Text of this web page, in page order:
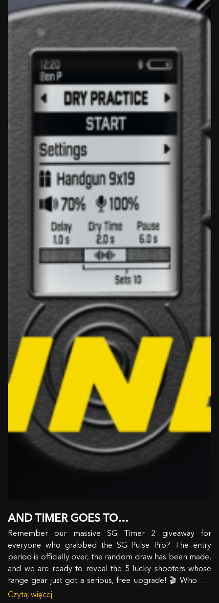
AND TIMER GOES TO…
Remember our massive SG Timer 2 giveaway for
everyone who grabbed the SG Pulse Pro? The entry
period is officially over, the random draw has been made,
and we are ready to reveal the 5 lucky shooters whose
range gear just got a serious, free upgrade! 🎬 Who are
the…
Czytaj więcej